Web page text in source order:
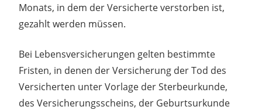
Monats, in dem der Versicherte verstorben ist,
gezahlt werden müssen.
Bei Lebensversicherungen gelten bestimmte
Fristen, in denen der Versicherung der Tod des
Versicherten unter Vorlage der Sterbeurkunde,
des Versicherungsscheins, der Geburtsurkunde